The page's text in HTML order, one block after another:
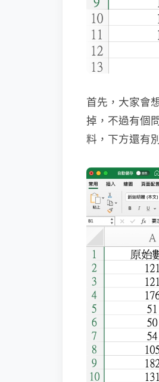
首先，大家會
掉，不過有個
料，下方還有